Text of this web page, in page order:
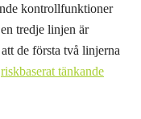
kontrollfunktioner
tredje linjen är
de första två linjerna
riskbaserat tänkande